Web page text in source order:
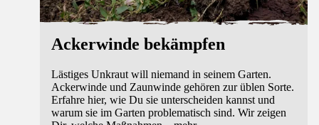
Ackerwinde bekämpfen
Lästiges Unkraut will niemand in seinem Garten.
Ackerwinde und Zaunwinde gehören zur üblen Sorte.
Erfahre hier, wie Du sie unterscheiden kannst und
warum sie im Garten problematisch sind. Wir zeigen